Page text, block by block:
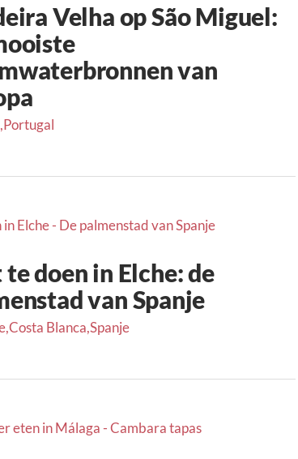
Velha op São Miguel:
van
,Portugal
doen in Elche: de
van Spanje
,Costa Blanca,Spanje